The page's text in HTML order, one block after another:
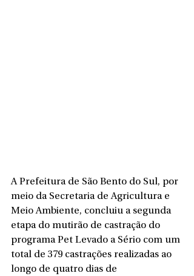
A Prefeitura de São Bento do Sul, por
meio da Secretaria de Agricultura e
Meio Ambiente, concluiu a segunda
etapa do mutirão de castração do
programa Pet Levado a Sério com um
total de 379 castrações realizadas ao
longo de quatro dias de